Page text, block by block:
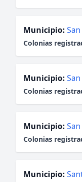
Municipio:
Colonias
Municipio:
Colonias
Municipio:
Colonias
Municipio: